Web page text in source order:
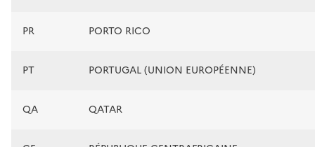
PR PORTO RICO
PT PORTUGAL (UNION EUROPÉENNE)
QA QATAR